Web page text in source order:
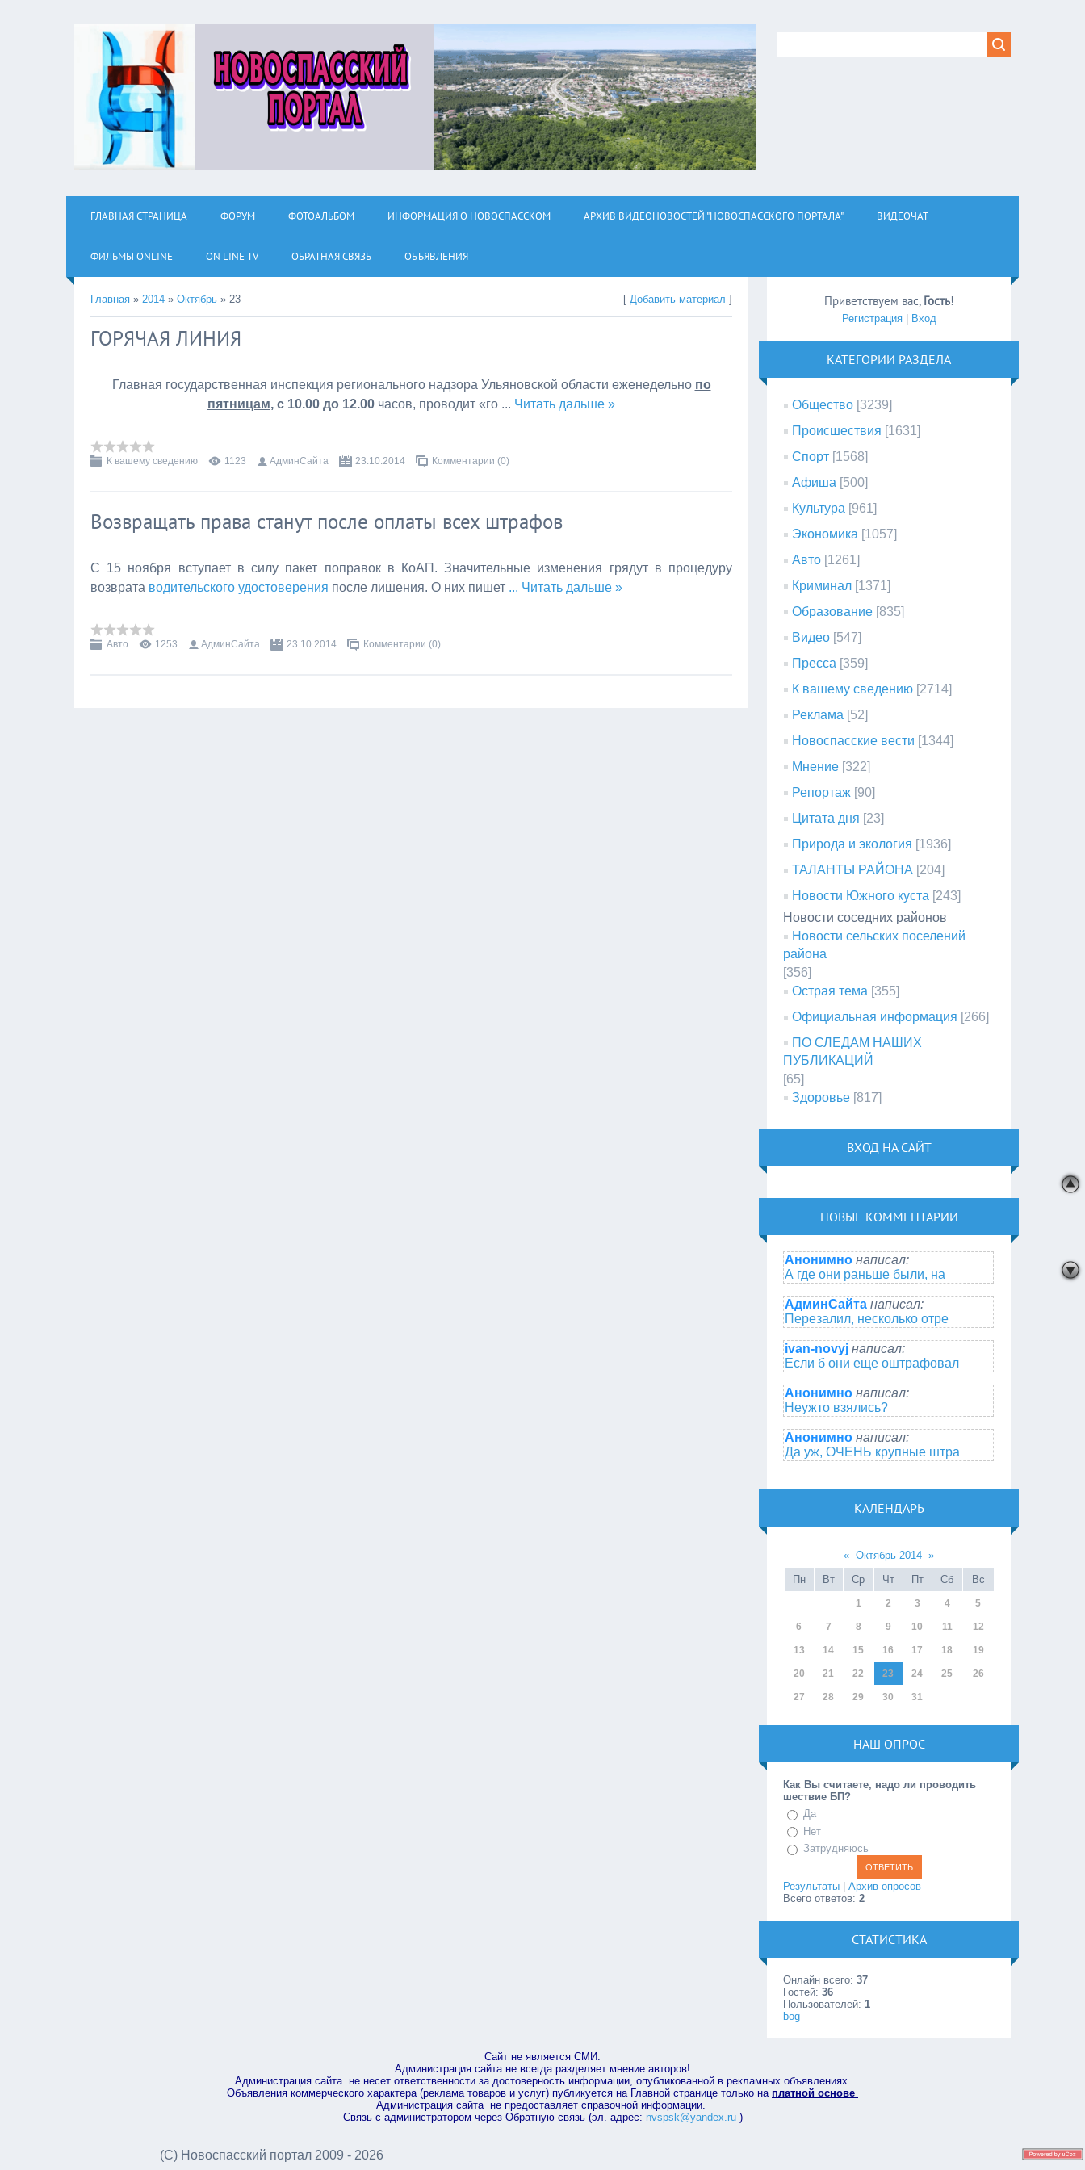
ГЛАВНАЯ СТРАНИЦА ФОРУМ ФОТОАЛЬБОМ ИНФОРМАЦИЯ О НОВОСПАССКОМ АРХИВ ВИДЕОНОВОСТЕЙ "НОВОСПАССКОГО ПОРТАЛА" ВИДЕОЧАТ
ФИЛЬМЫ ОNLINE ON LINE TV ОБРАТНАЯ СВЯЗЬ ОБЪЯВЛЕНИЯ
Главная » 2014 » Октябрь » 23 [Добавить материал ]
ГОРЯЧАЯ ЛИНИЯ
Главная государственная инспекция регионального надзора Ульяновской области еженедельно по
пятницам, с 10.00 до 12.00 часов, проводит «го ... Читать дальше »
К вашему сведению 1123 АдминСайта 23.10.2014 Комментарии (0)
Возвращать права станут после оплаты всех штрафов
С 15 ноября вступает в силу пакет поправок в КоАП. Значительные изменения грядут в процедуру
возврата водительского удостоверения после лишения. О них пишет ... Читать дальше »
Авто 1253 АдминСайта 23.10.2014 Комментарии (0)
Приветствуем вас, Гость!
Регистрация| Вход
КАТЕГОРИИ РАЗДЕЛА
Общество [3239]
Происшествия [1631]
Спорт [1568]
Афиша [500]
Культура [961]
Экономика [1057]
Авто [1261]
Криминал [1371]
Образование [835]
Видео [547]
Пресса [359]
К вашему сведению [2714]
Реклама [52]
Новоспасские вести [1344]
Мнение [322]
Репортаж [90]
Цитата дня [23]
Природа и экология [1936]
ТАЛАНТЫ РАЙОНА [204]
Новости Южного куста [243]
Новости соседних районов
Новости сельских поселений
района
[356]
Острая тема [355]
Официальная информация [266]
ПО СЛЕДАМ НАШИХ
ПУБЛИКАЦИЙ
[65]
Здоровье [817]
ВХОД НА САЙТ
НОВЫЕ КОММЕНТАРИИ
Анонимно написал:
А где они раньше были, на
АдминСайта написал:
Перезалил, несколько отре
ivan-novyj написал:
Если б они еще оштрафовал
Анонимно написал:
Неужто взялись?
Анонимно написал:
Да уж, ОЧЕНЬ крупные штра
КАЛЕНДАРЬ
« Октябрь 2014 »
Пн
Вт Ср Чт Пт Сб Вс
1 2 3 4 5
6 7 8 9 10 11 12
13 14 15 16 17 18 19
20 21 22 23 24 25 26
27 28 29 30 31
НАШ ОПРОС
Как Вы считаете, надо ли проводить
шествие БП?
Да
Нет
Затрудняюсь
Результаты |Архив опросов
Всего ответов:2
СТАТИСТИКА
Онлайн всего:37
Гостей:36
Пользователей: 1
bog
Сайт не является СМИ.
Администрация сайта не всегда разделяет мнение авторов!
Администрация сайта не несет ответственности за достоверность информации, опубликованной в рекламных объявлениях.
Объявления коммерческого характера (реклама товаров и услуг) публикуется на Главной странице только на платной основе
Администрация сайта не предоставляет справочной информации.
Связь с администратором через Обратную связь (эл. адрес: nvspsk@yandex.ru)
(С) Новоспасский портал 2009 - 2026